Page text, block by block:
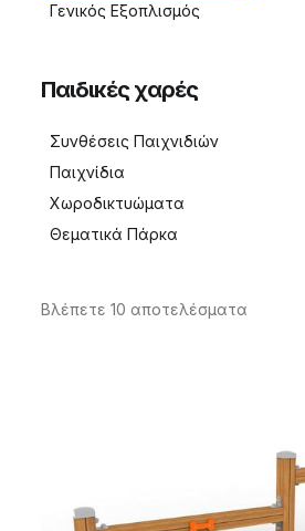
Γενικός Eξοπλισμός
Παιδικές χαρές
Συνθέσεις Παιχνιδιών
Παιχνίδια
Χωροδικτυώματα
Θεματικά Πάρκα
Βλέπετε 10 αποτελέσματα